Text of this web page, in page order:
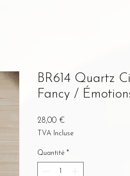
BR614 Quartz
Fancy /
28,00 €
TVA Incluse
Quantité *